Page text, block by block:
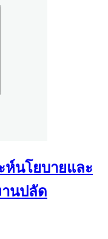
ห์นโยบายและ
นปลัด